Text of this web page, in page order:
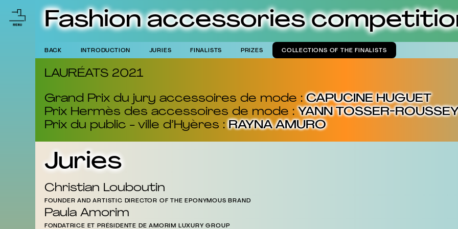
Fashion accessories
BACK INTRODUCTION JURIES FINALISTS PRIZES COLLECTIONS OF THE FINALISTS
LAURÉATS 2021
Grand Prix du jury accessoires de mode :CAPUCINE HUGUET
Prix Hermès des accessoires de mode :YANN TOSSER-
Prix du public - ville d’Hyères :RAYNA AMURO
Juries
Christian Louboutin
FOUNDER AND ARTISTIC DIRECTOR OF THE EPONYMOUS BRAND
Paula Amorim
FONDATRICE ET PRÉSIDENTE DE AMORIM LUXURY GROUP